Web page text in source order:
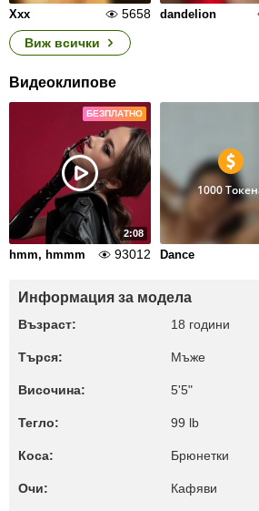
Xxx 5658 dandelion
Виж всички
Видеоклипове
БЕЗПЛАТНО
2:08
hmm, hmmm 93012
1000
Dance
Информация за модела
Възраст: 18 години
Търся: Мъже
Височина: 5'5"
Тегло: 99 lb
Коса: Брюнетки
Очи: Кафяви